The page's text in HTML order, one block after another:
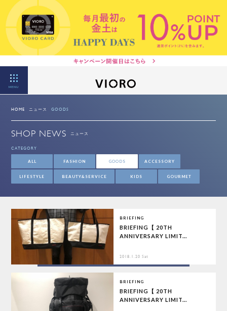
MENU
HOME ニュース GOODS
SHOP NEWS ニュース
CATEGORY
ALL FASHION GOODS ACCESSORY
LIFESTYLE BEAUTY&SERVICE KIDS GOURMET
BRIEFING
BRIEFING【 20TH
ANNIVERSARY LIMIT...
2018.1.20 Sat
BRIEFING
BRIEFING【 20TH
ANNIVERSARY LIMIT...